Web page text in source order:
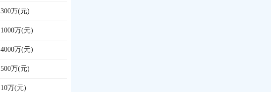
300万(元)
1000万(元)
4000万(元)
500万(元)
10万(元)